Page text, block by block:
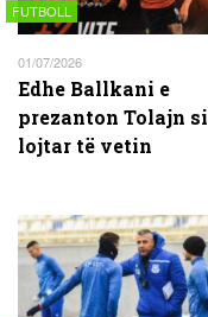
FUTBOLL
01/07/2026
Edhe Ballkani e
prezanton Tolajn si
lojtar të vetin